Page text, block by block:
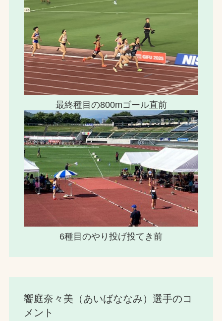
最終種目の800mゴール直前
6種目のやり投げ投てき前
饗庭奈々美（あいばななみ）選手のコ
メント